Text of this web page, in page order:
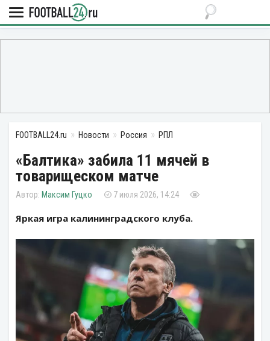
FOOTBALL24.ru Новости Россия РПЛ
«Балтика» забила 11 мячей в
товарищеском матче
Максим Гуцко 7 июля 2026, 14:24
Яркая игра калининградского клуба.